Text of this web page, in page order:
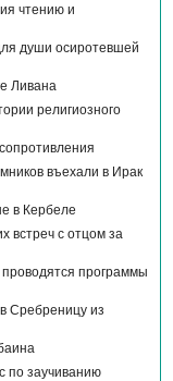
чтению и
души осиротевшей
Ливана
религиозного
въехали в Ирак
в Кербеле
встреч с отцом за
программы
Сребреницу из
по заучиванию